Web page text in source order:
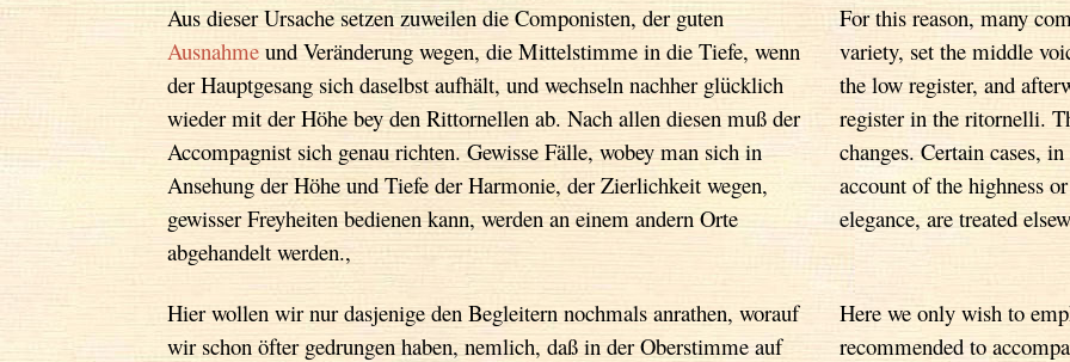
Aus dieser Ursache setzen zuweilen die Componisten, der guten
Ausnahme und Veränderung wegen, die Mittelstimme in die Tiefe, wenn
der Hauptgesang sich daselbst aufhält, und wechseln nachher glücklich
wieder mit der Höhe bey den Rittornellen ab. Nach allen diesen muß der
Accompagnist sich genau richten. Gewisse Fälle, wobey man sich in
Ansehung der Höhe und Tiefe der Harmonie, der Zierlichkeit wegen,
gewisser Freyheiten bedienen kann, werden an einem andern Orte
abgehandelt werden.,
For this reason, many
variety, set the middle
the low register, and
register in the ritornelli.
changes. Certain cases,
account of the highness
elegance, are treated
Hier wollen wir nur dasjenige den Begleitern nochmals anrathen, worauf
wir schon öfter gedrungen haben, nemlich, daß in der Oberstimme auf
Here we only wish to
recommended to